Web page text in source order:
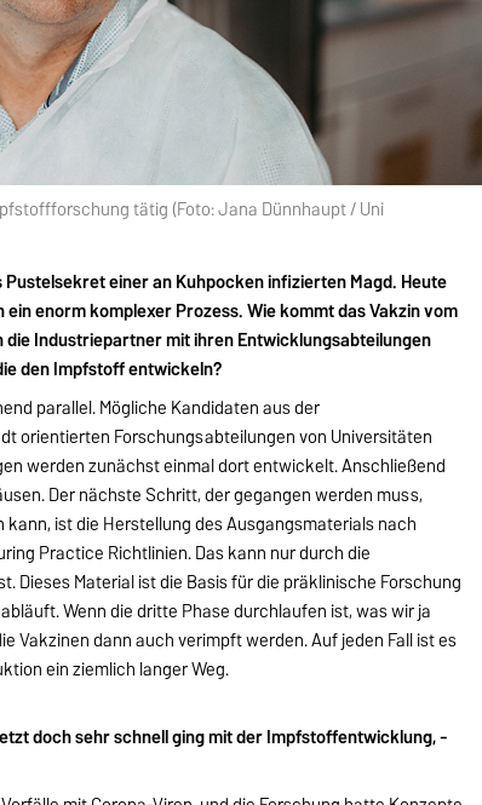
tätig (Foto: Jana Dünnhaupt / Uni
einer an Kuhpocken infizierten Magd. Heute
enorm komplexer Prozess. Wie kommt das Vakzin vom
Industriepartner mit ihren Entwicklungsabteilungen
den Impfstoff entwickeln?
parallel. Mögliche Kandidaten aus der
orientierten Forschungsabteilungen von Universitäten
werden zunächst einmal dort entwickelt. Anschließend
Der nächste Schritt, der gegangen werden muss,
ist die Herstellung des Ausgangsmaterials nach
Practice Richtlinien. Das kann nur durch die
Dieses Material ist die Basis für die präklinische Forschung
Wenn die dritte Phase durchlaufen ist, was wir ja
Vakzinen dann auch verimpft werden. Auf jeden Fall ist es
ein ziemlich langer Weg.
doch sehr schnell ging mit der Impfstoffentwicklung, -